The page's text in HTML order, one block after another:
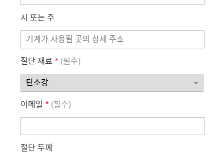
시 또는 주
절단 재료 * (필수)
이메일 * (필수)
절단 두께